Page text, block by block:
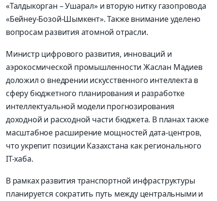
«Талдыкорган – Ушарал» и вторую нитку газопровода
«Бейнеу-Бозой-Шымкент». Также внимание уделено
вопросам развития атомной отрасли.
Министр цифрового развития, инноваций и
аэрокосмической промышленности Жаслан Мадиев
доложил о внедрении искусственного интеллекта в
сферу бюджетного планирования и разработке
интеллектуальной модели прогнозирования
доходной и расходной части бюджета. В планах также
масштабное расширение мощностей дата-центров,
что укрепит позиции Казахстана как регионального
IT-хаба.
В рамках развития транспортной инфраструктуры
планируется сократить путь между центральными и